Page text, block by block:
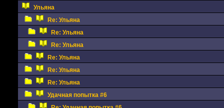
Ульяна
Re: Ульяна
Re: Ульяна
Re: Ульяна
Re: Ульяна
Re: Ульяна
Re: Ульяна
Удачная попытка #6